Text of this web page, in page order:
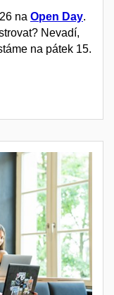
na Open Day.
Nevadí,
na pátek 15.